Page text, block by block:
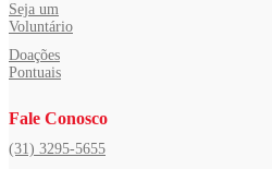
Seja um
Voluntário
Doações
Pontuais
Fale Conosco
(31) 3295-5655